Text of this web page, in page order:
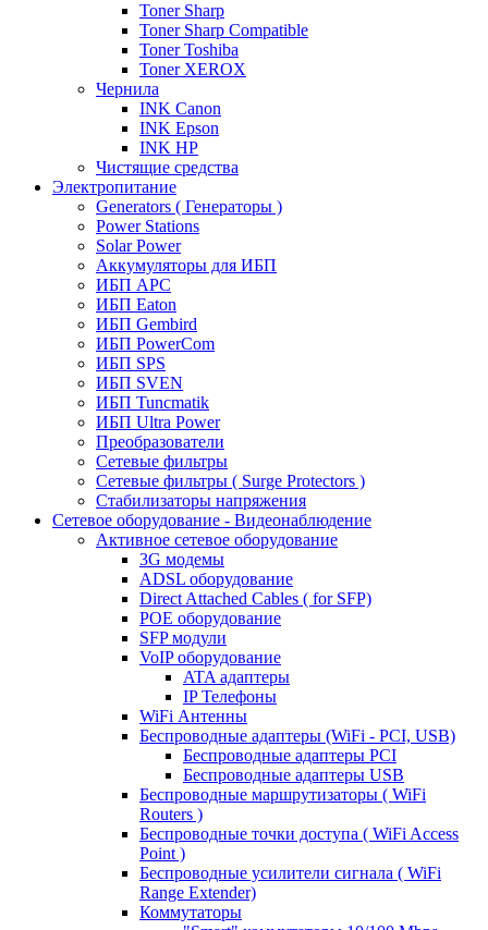
Toner Sharp
Toner Sharp Compatible
Toner Toshiba
Toner XEROX
Чернила
INK Canon
INK Epson
INK HP
Чистящие средства
Электропитание
Generators ( Генераторы )
Power Stations
Solar Power
Аккумуляторы для ИБП
ИБП APC
ИБП Eaton
ИБП Gembird
ИБП PowerCom
ИБП SPS
ИБП SVEN
ИБП Tuncmatik
ИБП Ultra Power
Преобразователи
Сетевые фильтры
Сетевые фильтры ( Surge Protectors )
Стабилизаторы напряжения
Сетевое оборудование - Видеонаблюдение
Активное сетевое оборудование
3G модемы
ADSL оборудование
Direct Attached Cables ( for SFP)
POE оборудование
SFP модули
VoIP оборудование
ATA адаптеры
IP Телефоны
WiFi Антенны
Беспроводные адаптеры (WiFi - PCI, USB)
Беспроводные адаптеры PCI
Беспроводные адаптеры USB
Беспроводные маршрутизаторы ( WiFi
Routers )
Беспроводные точки доступа ( WiFi Access
Point )
Беспроводные усилители сигнала ( WiFi
Range Extender)
Коммутаторы